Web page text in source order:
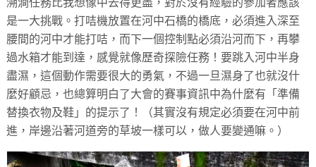
是一大挑戰。打咭機放置在河中石橋的橋底，必須進入深至
腰間的河中才能打咭，而下一個控制點必須沿河而下，再攀
過水箱才能到達，感覺就像歷奇探險任務！要跳入河中半身
盡濕，這個動作需要很大的勇氣，不過一旦濕身了也就沒什
麼好顧忌，也總算明白了大會的賽事資訊中為什麼有「準備
替換衣物及鞋」的提示了！（其實沒有規定必須要在河中前
進，岸邊沿著河道旁的草坡一樣可以，做人要變通嘛。）